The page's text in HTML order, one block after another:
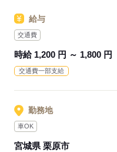
◎週3日～勤務可能・1日2
合わせてお勤めいただけま
◎介護のお仕事がはじめて
があるので、ブランク明け
給与
交通費
時給 1,200 円 ～ 1,800 円
交通費一部支給
勤務地
車OK
宮城県 栗原市